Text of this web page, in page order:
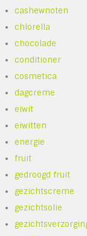
cashewnoten
chlorella
chocolade
conditioner
cosmetica
dagcreme
eiwit
eiwitten
energie
fruit
gedroogd fruit
gezichtscreme
gezichtsolie